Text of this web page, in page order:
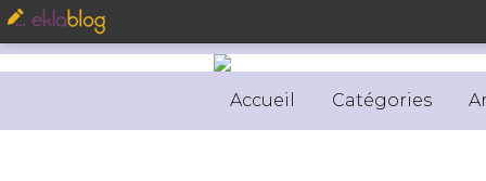
Accueil Catégories